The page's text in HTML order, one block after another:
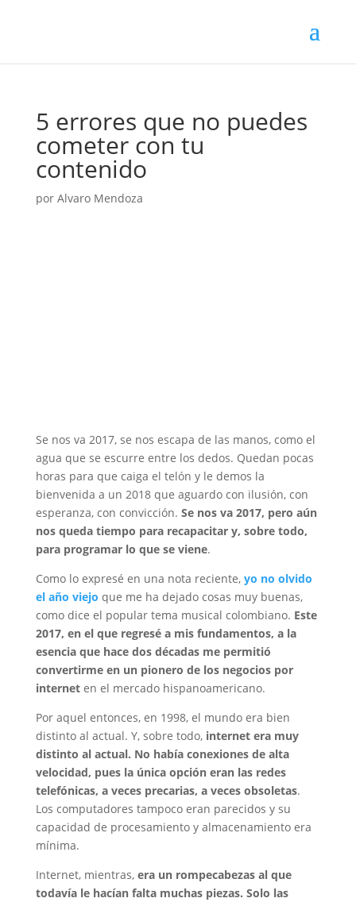
5 errores que no puedes
cometer con tu
contenido
por Alvaro Mendoza
Se nos va 2017, se nos escapa de las manos, como el
agua que se escurre entre los dedos. Quedan pocas
horas para que caiga el telón y le demos la
bienvenida a un 2018 que aguardo con ilusión, con
esperanza, con convicción. Se nos va 2017, pero aún
nos queda tiempo para recapacitar y, sobre todo,
para programar lo que se viene.
Como lo expresé en una nota reciente, yo no olvido
el año viejo que me ha dejado cosas muy buenas,
como dice el popular tema musical colombiano. Este
2017, en el que regresé a mis fundamentos, a la
esencia que hace dos décadas me permitió
convertirme en un pionero de los negocios por
interneten el mercado hispanoamericano.
Por aquel entonces, en 1998, el mundo era bien
distinto al actual. Y, sobre todo, internet era muy
distinto al actual. No había conexiones de alta
velocidad, pues la única opción eran las redes
telefónicas, a veces precarias, a veces obsoletas.
Los computadores tampoco eran parecidos y su
capacidad de procesamiento y almacenamiento era
mínima.
Internet, mientras, era un rompecabezas al que
todavía le hacían falta muchas piezas. Solo las